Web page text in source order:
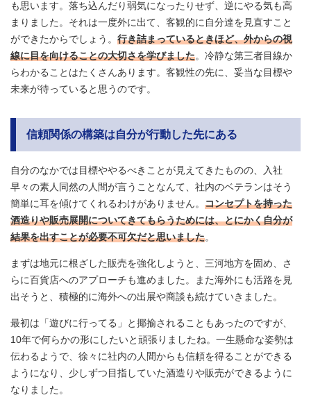
も思います。落ち込んだり弱気になったりせず、逆にやる気も高
まりました。それは一度外に出て、客観的に自分達を見直すこと
ができたからでしょう。 行き詰まっているときほど、外からの視
線に目を向けることの大切さを学びました。冷静な第三者目線か
らわかることはたくさんあります。客観性の先に、妥当な目標や
未来が待っていると思うのです。
信頼関係の構築は自分が行動した先にある
自分のなかでは目標ややるべきことが見えてきたものの、入社
早々の素人同然の人間が言うことなんて、社内のベテランはそう
簡単に耳を傾けてくれるわけがありません。 コンセプトを持った
酒造りや販売展開についてきてもらうためには、とにかく自分が
結果を出すことが必要不可欠だと思いました。
まずは地元に根ざした販売を強化しようと、三河地方を固め、さ
らに百貨店へのアプローチも進めました。また海外にも活路を見
出そうと、積極的に海外への出展や商談も続けていきました。
最初は「遊びに行ってる」と揶揄されることもあったのですが、
10年で何らかの形にしたいと頑張りましたね。一生懸命な姿勢は
伝わるようで、徐々に社内の人間からも信頼を得ることができる
ようになり、少しずつ目指していた酒造りや販売ができるように
なりました。